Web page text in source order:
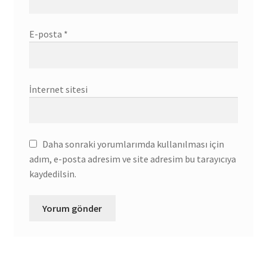
E-posta *
İnternet sitesi
Daha sonraki yorumlarımda kullanılması için
adım, e-posta adresim ve site adresim bu tarayıcıya
kaydedilsin.